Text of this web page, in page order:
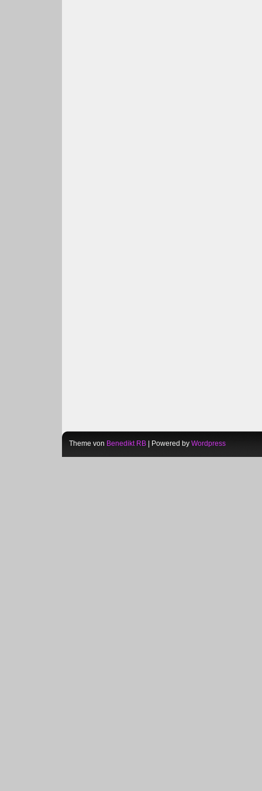
Theme von Benedikt RB | Powered by Wordpress